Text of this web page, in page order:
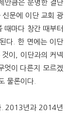
만큼은 분명한 결단
신문에 이단 교회 광
때마다 창간 때부터
다. 한 면에는 이단
이, 이단과의 커넥
엇이 다른지 모르겠
물론이다.
. 2013년과 2014년